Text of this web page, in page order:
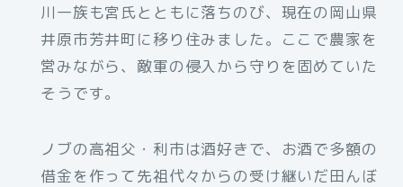
川一族も宮氏とともに落ちのび、現在の岡山県
井原市芳井町に移り住みました。ここで農家を
営みながら、敵軍の侵入から守りを固めていた
そうです。
ノブの高祖父・利市は酒好きで、お酒で多額の
借金を作って先祖代々からの受け継いだ田んぼ